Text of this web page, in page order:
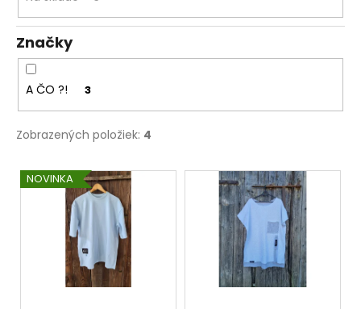
t
o
v
Značky
A ČO ?! 3
Zobrazených položiek: 4
V
ý
NOVINKA
á
j
s
?